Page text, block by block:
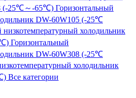
(-25℃～-65℃) Горизонтальный
DW-60W105 (-25℃
низкотемпературный холодильник
Горизонтальный
DW-60W308 (-25℃
холодильник
Все категории